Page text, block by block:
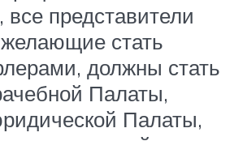
все представители
стать
должны стать
Палаты,
Палаты,